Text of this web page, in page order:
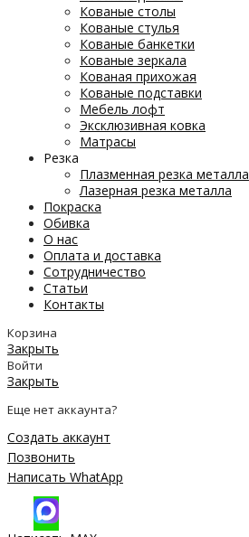
Кованые столы
Кованые стулья
Кованые банкетки
Кованые зеркала
Кованая прихожая
Кованые подставки
Мебель лофт
Эксклюзивная ковка
Матрасы
Резка
Плазменная резка металла
Лазерная резка металла
Покраска
Обивка
О нас
Оплата и доставка
Сотрудничество
Статьи
Контакты
Корзина
Закрыть
Войти
Закрыть
Еще нет аккаунта?
Создать аккаунт
Позвонить
Написать WhatApp